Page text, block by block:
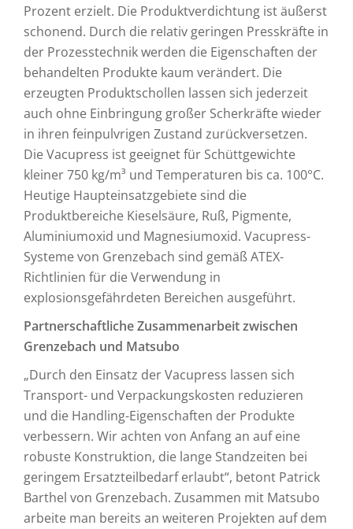
Prozent erzielt. Die Produktverdichtung ist äußerst
schonend. Durch die relativ geringen Presskräfte in
der Prozesstechnik werden die Eigenschaften der
behandelten Produkte kaum verändert. Die
erzeugten Produktschollen lassen sich jederzeit
auch ohne Einbringung großer Scherkräfte wieder
in ihren feinpulvrigen Zustand zurückversetzen.
Die Vacupress ist geeignet für Schüttgewichte
kleiner 750 kg/m³ und Temperaturen bis ca. 100°C.
Heutige Haupteinsatzgebiete sind die
Produktbereiche Kieselsäure, Ruß, Pigmente,
Aluminiumoxid und Magnesiumoxid. Vacupress-
Systeme von Grenzebach sind gemäß ATEX-
Richtlinien für die Verwendung in
explosionsgefährdeten Bereichen ausgeführt.
Partnerschaftliche Zusammenarbeit zwischen
Grenzebach und Matsubo
„Durch den Einsatz der Vacupress lassen sich
Transport- und Verpackungskosten reduzieren
und die Handling-Eigenschaften der Produkte
verbessern. Wir achten von Anfang an auf eine
robuste Konstruktion, die lange Standzeiten bei
geringem Ersatzteilbedarf erlaubt“, betont Patrick
Barthel von Grenzebach. Zusammen mit Matsubo
arbeite man bereits an weiteren Projekten auf dem